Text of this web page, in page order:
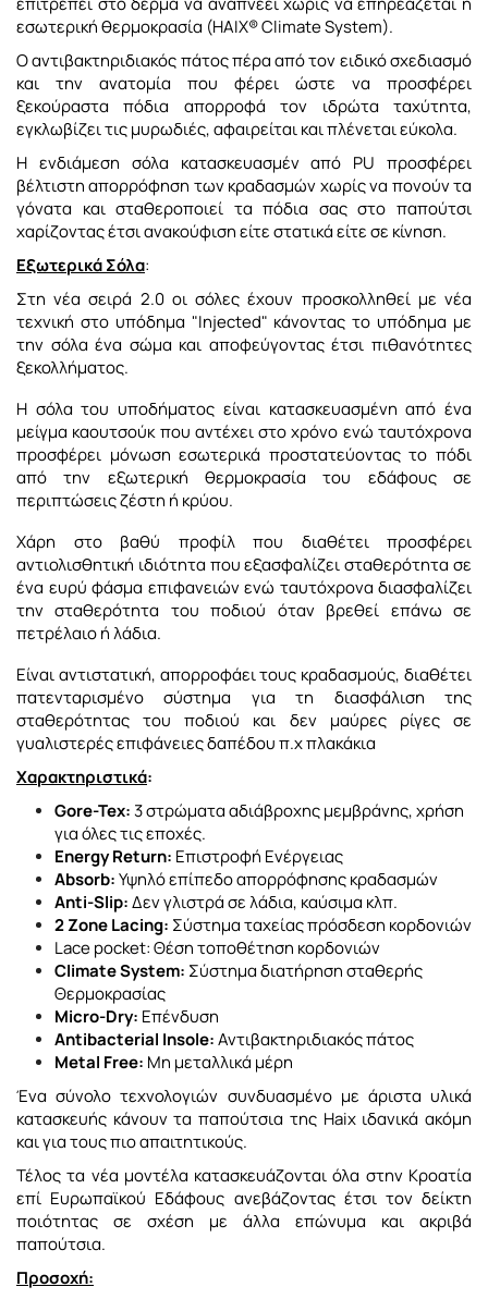
εσωτερική θερμοκρασία (HAIX® Climate System).
Ο αντιβακτηριδιακός πάτος πέρα από τον ειδικό σχεδιασμό
και την ανατομία που φέρει ώστε να προσφέρει
ξεκούραστα πόδια απορροφά τον ιδρώτα ταχύτητα,
εγκλωβίζει τις μυρωδιές, αφαιρείται και πλένεται εύκολα.
Η ενδιάμεση σόλα κατασκευασμέν από PU προσφέρει
βέλτιστη απορρόφηση των κραδασμών χωρίς να πονούν τα
γόνατα και σταθεροποιεί τα πόδια σας στο παπούτσι
χαρίζοντας έτσιανακούφισηείτε στατικά είτε σε κίνηση.
Εξωτερικά Σόλα:
Στη νέα σειρά 2.0 οι σόλες έχουν προσκολληθεί με νέα
τεχνική στο υπόδημα "Injected" κάνοντας το υπόδημα με
την σόλα ένα σώμα και αποφεύγοντας έτσι πιθανότητες
ξεκολλήματος.
Η σόλα του υποδήματος είναι κατασκευασμένη από ένα
μείγμα καουτσούκ που αντέχει στο χρόνο ενώ ταυτόχρονα
προσφέρει μόνωση εσωτερικά προστατεύοντας το πόδι
από την εξωτερική θερμοκρασία του εδάφους σε
περιπτώσεις ζέστη ή κρύου.
Χάρη στο βαθύ προφίλ που διαθέτει προσφέρει
αντιολισθητική ιδιότητα που εξασφαλίζει σταθερότητα σε
ένα ευρύ φάσμα επιφανειών ενώ ταυτόχρονα διασφαλίζει
την σταθερότητα του ποδιού όταν βρεθεί επάνω σε
πετρέλαιο ή λάδια.
Είναι αντιστατική, απορροφάει τους κραδασμούς, διαθέτει
πατενταρισμένο σύστημα για τη διασφάλιση της
σταθερότητας του ποδιού και δεν μαύρες ρίγες σε
γυαλιστερές επιφάνειες δαπέδου π.χ πλακάκια
Χαρακτηριστικά:
Gore-Tex:3 στρώματα αδιάβροχης μεμβράνης, χρήση
για όλες τις εποχές.
Energy Return: Επιστροφή Ενέργειας
Absorb:Υψηλό επίπεδο απορρόφησης κραδασμών
Anti-Slip:Δεν γλιστρά σε λάδια, καύσιμα κλπ.
2 Zone Lacing: Σύστημα ταχείας πρόσδεση κορδονιών
Lace pocket:Θέση τοποθέτηση κορδονιών
Climate System: Σύστημα διατήρηση σταθερής
Θερμοκρασίας
Micro-Dry: Επένδυση
Antibacterial Insole:Αντιβακτηριδιακός πάτος
Metal Free: Μη μεταλλικά μέρη
Ένα σύνολο τεχνολογιών συνδυασμένο με άριστα υλικά
κατασκευής κάνουν τα παπούτσια της Haix ιδανικά ακόμη
και για τους πιο απαιτητικούς.
Τέλος τα νέα μοντέλα κατασκευάζονται όλα στην Κροατία
επί Ευρωπαϊκού Εδάφους ανεβάζοντας έτσι τον δείκτη
ποιότητας σε σχέση με άλλα επώνυμα και ακριβά
παπούτσια.
Προσοχή: